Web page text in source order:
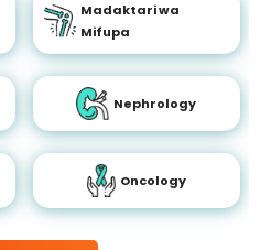
Madaktari wa
Mifupa
Nephrology
Oncology